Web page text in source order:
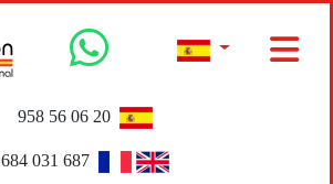
958 56 06 20
684 031 687